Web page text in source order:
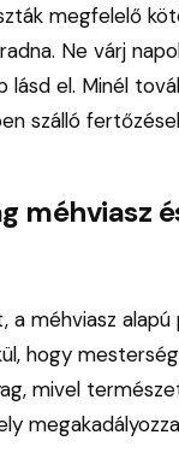
megfelelő
Ne várj
el. Minél
szálló
méhviasz
méhviasz
hogy
mivel